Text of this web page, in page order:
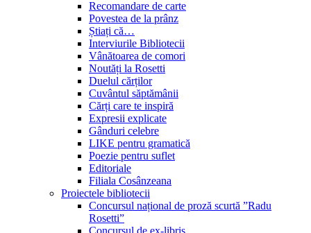
Recomandare de carte
Povestea de la prânz
Știați că…
Interviurile Bibliotecii
Vânătoarea de comori
Noutăți la Rosetti
Duelul cărților
Cuvântul săptămânii
Cărți care te inspiră
Expresii explicate
Gânduri celebre
LIKE pentru gramatică
Poezie pentru suflet
Editoriale
Filiala Cosânzeana
Proiectele bibliotecii
Concursul național de proză scurtă ”Radu
Rosetti”